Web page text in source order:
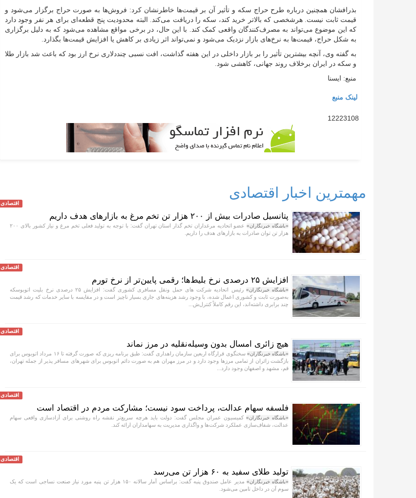
بذرافشان همچنین درباره طرح حراج سکه و تأثیر آن بر قیمت‌ها خاطرنشان کرد: فروش‌ها به صورت حراج برگزار می‌شود و
قیمت ثابت نیست. هرشخصی که بالاتر خرید کند، سکه را دریافت می‌کند. البته محدودیت پنج قطعه‌ای برای هر نفر وجود دارد
که این موضوع می‌تواند به مصرف‌کنندگان واقعی کمک کند. با این حال، در برخی مواقع مشاهده می‌شود که به دلیل برگزاری
به شکل حراج، قیمت‌ها به نرخ‌های بازار نزدیک می‌شود و نمی‌تواند اثر زیادی بر کاهش یا افزایش قیمت‌ها بگذارد.
به گفته وی، آنچه بیشترین تأثیر را بر بازار داخلی در این هفته گذاشت، افت نسبی چنددلاری نرخ ارز بود که باعث شد بازار طلا
و سکه در ایران برخلاف روند جهانی، کاهشی شود.
منبع: ایسنا
لینک منبع
12223108
مهمترین اخبار اقتصادی
اقتصادی
پتانسیل صادرات بیش از ۲۰۰ هزار تن تخم مرغ به بازار‌های هدف داریم
«باشگاه خبرنگاران»
عضو اتحادیه مرغداران تخم گذار استان تهران گفت: با توجه به تولید فعلی تخم مرغ و نیاز کشور بالای ۲۰۰
هزار تن توان صادرات به بازار‌های هدف را داریم.
اقتصادی
افزایش ۲۵ درصدی نرخ بلیط‌ها؛ رقمی پایین‌تر از نرخ تورم
«باشگاه خبرنگاران»
رئیس اتحادیه شرکت های حمل ونقل مسافری کشوری گفت: افزایش ۲۵ درصدی نرخ بلیت اتوبوسکه
به‌صورت ثابت و کشوری اعمال شده، با وجود رشد هزینه‌های جاری بسیار ناچیز است و در مقایسه با سایر خدمات که رشد قیمت
چند برابری داشته‌اند، این رقم کاملاً کنترل‌ش...
اقتصادی
هیچ زائری امسال بدون وسیله‌نقلیه در مرز نماند
«باشگاه خبرنگاران»
سخنگوی قرارگاه اربعین سازمان راهداری گفت: طبق برنامه ریزی که صورت گرفته تا ۱۶ مرداد اتوبوس برای
بازگشت زائران از تمامی مرز‌ها وجود دارد و در مرز مهران هم به صورت دائم اتوبوس برای شهر‌های مسافر پذیر از جمله تهران،
قم، مشهد و اصفهان وجود دارد...
اقتصادی
فلسفه سهام عدالت، پرداخت سود نیست؛ مشارکت مردم در اقتصاد است
«باشگاه خبرنگاران» کمیسیون عمران مجلس گفت: دولت باید هرچه سریع‌تر نقشه راه روشنی برای آزادسازی واقعی سهام
عدالت، شفاف‌سازی عملکرد شرکت‌ها و واگذاری مدیریت به سهامداران ارائه کند.
اقتصادی
تولید طلای سفید به ۶۰ هزار تن می‌رسد
«باشگاه خبرنگاران»
مدیر عامل صندوق پنبه گفت: براساس آمار سالانه ۱۵۰ هزار تن پنبه مورد نیاز صنعت نساجی است که یک
سوم آن در داخل تامین می‌شود.